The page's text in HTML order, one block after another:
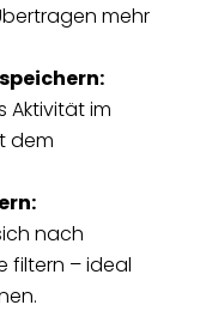
mehr
Aktivität im
dem
nach
filtern – ideal